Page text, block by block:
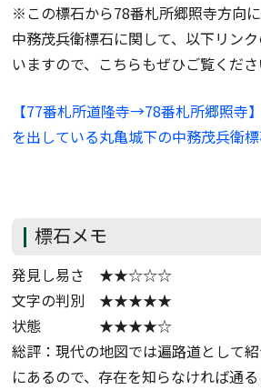
※この標石から78番札所郷照寺方向
中務茂兵衛標石に関して、以下リン
いますので、こちらもぜひご覧くださ
【77番札所道隆寺→78番札所郷照寺
を出している丸亀城下の中務茂兵衛
標石メモ
発見し易さ ★★☆☆☆
文字の判別 ★★★★★
状態 ★★★★☆
総評：現代の地図では遍路道として
にあるので、存在を知らなければ通